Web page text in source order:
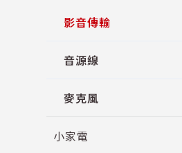
影音傳輸
音源線
麥克風
小家電